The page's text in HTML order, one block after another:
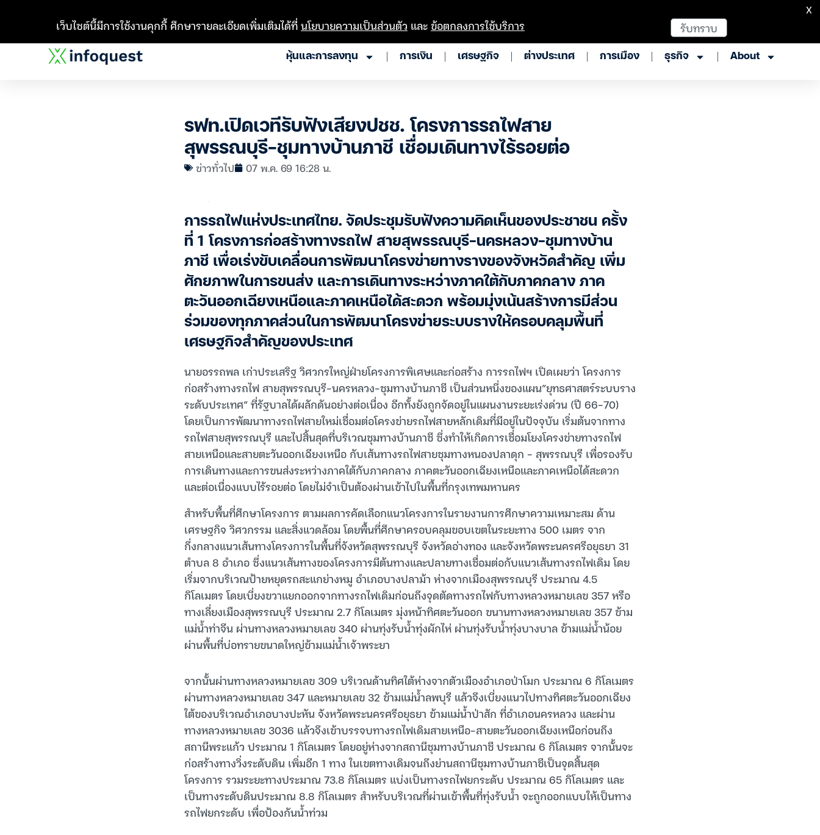
หุ้นและการลงทุน การเงิน เศรษฐกิจ ต่างประเทศ การเมือง ธุรกิจ About
รฟท.เปิดเวทีรับฟังเสียงปชช. โครงการรถไฟสาย
สุพรรณบุรี-ชุมทางบ้านภาชี เชื่อมเดินทางไร้รอยต่อ
ข่าวทั่วไป 07 พ.ค. 69 16:28 น.
การรถไฟแห่งประเทศไทย. จัดประชุมรับฟังความคิดเห็นของประชาชน ครั้ง
ที่ 1 โครงการก่อสร้างทางรถไฟ สายสุพรรณบุรี-นครหลวง-ชุมทางบ้าน
ภาชี เพื่อเร่งขับเคลื่อนการพัฒนาโครงข่ายทางรางของจังหวัดสำคัญ เพิ่ม
ศักยภาพในการขนส่ง และการเดินทางระหว่างภาคใต้กับภาคกลาง ภาค
ตะวันออกเฉียงเหนือและภาคเหนือได้สะดวก พร้อมมุ่งเน้นสร้างการมีส่วน
ร่วมของทุกภาคส่วนในการพัฒนาโครงข่ายระบบรางให้ครอบคลุมพื้นที่
เศรษฐกิจสำคัญของประเทศ
นายอรรถพล เก่าประเสริฐ วิศวกรใหญ่ฝ่ายโครงการพิเศษและก่อสร้าง การรถไฟฯ เปิดเผยว่า โครงการ
ก่อสร้างทางรถไฟ สายสุพรรณบุรี-นครหลวง-ชุมทางบ้านภาชี เป็นส่วนหนึ่งของแผน”ยุทธศาสตร์ระบบราง
ระดับประเทศ” ที่รัฐบาลได้ผลักดันอย่างต่อเนื่อง อีกทั้งยังถูกจัดอยู่ในแผนงานระยะเร่งด่วน (ปี 66-70)
โดยเป็นการพัฒนาทางรถไฟสายใหม่เชื่อมต่อโครงข่ายรถไฟสายหลักเดิมที่มีอยู่ในปัจจุบัน เริ่มต้นจากทาง
รถไฟสายสุพรรณบุรี และไปสิ้นสุดที่บริเวณชุมทางบ้านภาชี ซึ่งทำให้เกิดการเชื่อมโยงโครงข่ายทางรถไฟ
สายเหนือและสายตะวันออกเฉียงเหนือ กับเส้นทางรถไฟสายชุมทางหนองปลาดุก – สุพรรณบุรี เพื่อรองรับ
การเดินทางและการขนส่งระหว่างภาคใต้กับภาคกลาง ภาคตะวันออกเฉียงเหนือและภาคเหนือได้สะดวก
และต่อเนื่องแบบไร้รอยต่อ โดยไม่จำเป็นต้องผ่านเข้าไปในพื้นที่กรุงเทพมหานคร
สำหรับพื้นที่ศึกษาโครงการ ตามผลการคัดเลือกแนวโครงการในรายงานการศึกษาความเหมาะสม ด้าน
เศรษฐกิจ วิศวกรรม และสิ่งแวดล้อม โดยพื้นที่ศึกษาครอบคลุมขอบเขตในระยะทาง 500 เมตร จาก
กึ่งกลางแนวเส้นทางโครงการในพื้นที่จังหวัดสุพรรณบุรี จังหวัดอ่างทอง และจังหวัดพระนครศรีอยุธยา 31
ตำบล 8 อำเภอ ซึ่งแนวเส้นทางของโครงการมีต้นทางและปลายทางเชื่อมต่อกับแนวเส้นทางรถไฟเดิม โดย
เริ่มจากบริเวณป้ายหยุดรถสะแกย่างหมู อำเภอบางปลาม้า ห่างจากเมืองสุพรรณบุรี ประมาณ 4.5
กิโลเมตร โดยเบี่ยงขวาแยกออกจากทางรถไฟเดิมก่อนถึงจุดตัดทางรถไฟกับทางหลวงหมายเลข 357 หรือ
ทางเลี่ยงเมืองสุพรรณบุรี ประมาณ 2.7 กิโลเมตร มุ่งหน้าทิศตะวันออก ขนานทางหลวงหมายเลข 357 ข้าม
แม่น้ำท่าจีน ผ่านทางหลวงหมายเลข 340 ผ่านทุ่งรับน้ำทุ่งผักไห่ ผ่านทุ่งรับน้ำทุ่งบางบาล ข้ามแม่น้ำน้อย
ผ่านพื้นที่บ่อทรายขนาดใหญ่ข้ามแม่น้ำเจ้าพระยา
จากนั้นผ่านทางหลวงหมายเลข 309 บริเวณด้านทิศใต้ห่างจากตัวเมืองอำเภอป่าโมก ประมาณ 6 กิโลเมตร
ผ่านทางหลวงหมายเลข 347 และหมายเลข 32 ข้ามแม่น้ำลพบุรี แล้วจึงเบี่ยงแนวไปทางทิศตะวันออกเฉียง
ใต้ของบริเวณอำเภอบางปะหัน จังหวัดพระนครศรีอยุธยา ข้ามแม่น้ำป่าสัก ที่อำเภอนครหลวง และผ่าน
ทางหลวงหมายเลข 3036 แล้วจึงเข้าบรรจบทางรถไฟเดิมสายเหนือ-สายตะวันออกเฉียงเหนือก่อนถึง
สถานีพระแก้ว ประมาณ 1 กิโลเมตร โดยอยู่ห่างจากสถานีชุมทางบ้านภาชี ประมาณ 6 กิโลเมตร จากนั้นจะ
ก่อสร้างทางวิ่งระดับดิน เพิ่มอีก 1 ทาง ในเขตทางเดิมจนถึงย่านสถานีชุมทางบ้านภาชีเป็นจุดสิ้นสุด
โครงการ รวมระยะทางประมาณ 73.8 กิโลเมตร แบ่งเป็นทางรถไฟยกระดับ ประมาณ 65 กิโลเมตร และ
เป็นทางระดับดินประมาณ 8.8 กิโลเมตร สำหรับบริเวณที่ผ่านเข้าพื้นที่ทุ่งรับน้ำ จะถูกออกแบบให้เป็นทาง
รถไฟยกระดับ เพื่อป้องกันน้ำท่วม
เว็บไซต์นี้มีการใช้งานคุกกี้ ศึกษารายละเอียดเพิ่มเติมได้ที่นโยบายความเป็นส่วนตัว และข้อตกลงการใช้บริการ รับทราบ
X